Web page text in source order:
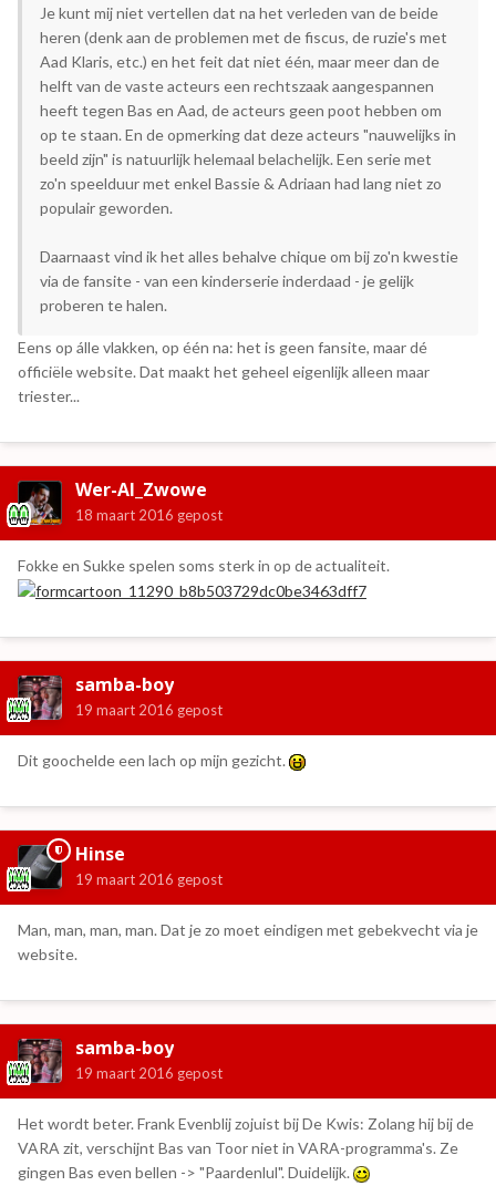
Je kunt mij niet vertellen dat na het verleden van de beide
heren (denk aan de problemen met de fiscus, de ruzie's met
Aad Klaris, etc.) en het feit dat niet één, maar meer dan de
helft van de vaste acteurs een rechtszaak aangespannen
heeft tegen Bas en Aad, de acteurs geen poot hebben om
op te staan. En de opmerking dat deze acteurs "nauwelijks in
beeld zijn" is natuurlijk helemaal belachelijk. Een serie met
zo'n speelduur met enkel Bassie & Adriaan had lang niet zo
populair geworden.
Daarnaast vind ik het alles behalve chique om bij zo'n kwestie
via de fansite - van een kinderserie inderdaad - je gelijk
proberen te halen.
Eens op álle vlakken, op één na: het is geen fansite, maar dé
officiële website. Dat maakt het geheel eigenlijk alleen maar
triester...
Wer-Al_Zwowe
18 maart 2016 gepost
Fokke en Sukke spelen soms sterk in op de actualiteit.
samba-boy
19 maart 2016 gepost
Dit goochelde een lach op mijn gezicht.
Hinse
19 maart 2016 gepost
Man, man, man, man. Dat je zo moet eindigen met gebekvecht via je
website.
samba-boy
19 maart 2016 gepost
Het wordt beter. Frank Evenblij zojuist bij De Kwis: Zolang hij bij de
VARA zit, verschijnt Bas van Toor niet in VARA-programma's. Ze
gingen Bas even bellen -> "Paardenlul". Duidelijk.